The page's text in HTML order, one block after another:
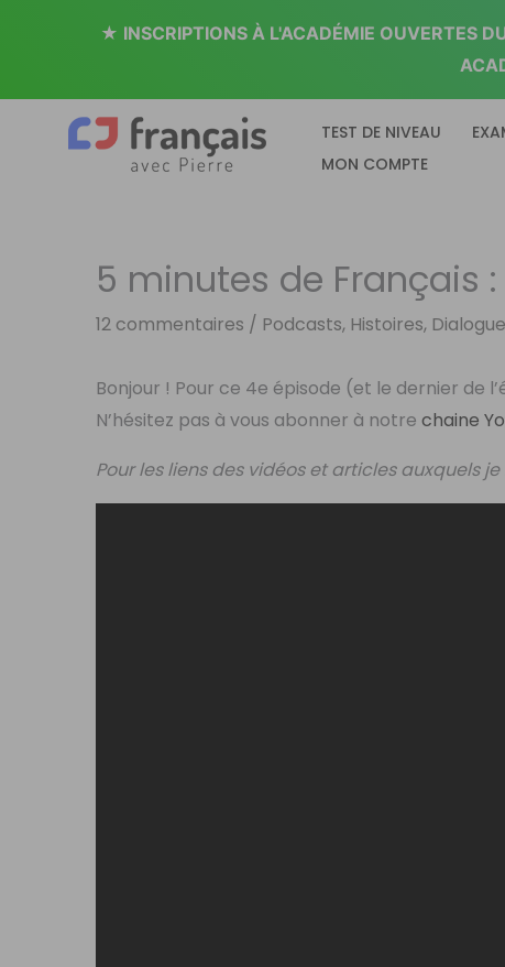
TEST DE NIVEAU
MON COMPTE
5 minutes de Français
12 commentaires / Podcasts, Histoires,
Bonjour ! Pour ce 4e épisode (et le dernier de
N’hésitez pas à vous abonner à notrechaine
Pour les liens des vidéos et articles auxquels
★ INSCRIPTIONS À L'ACADÉMIE OUVERTES